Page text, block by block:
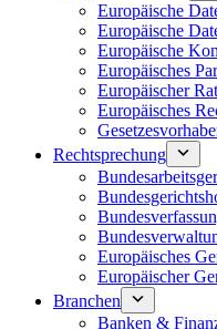
Europäische
Europäische
Europäische
Europäisches
Europäischer Rat
Europäisches
Rechtsprechung
Europäisches
Europäischer
Branchen
Banken &